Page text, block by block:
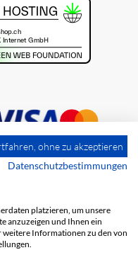
ohne zu akzeptieren
Datenschutzbestimmungen
platzieren, um unsere
anzuzeigen und Ihnen ein
Informationen zu den von